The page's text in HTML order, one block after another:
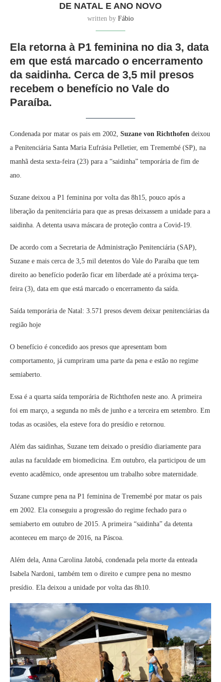
DE NATAL E ANO NOVO
written by Fábio
Ela retorna à P1 feminina no dia 3, data
em que está marcado o encerramento
da saidinha. Cerca de 3,5 mil presos
recebem o benefício no Vale do
Paraíba.
Condenada por matar os pais em 2002, Suzane von Richthofen deixou
a Penitenciária Santa Maria Eufrásia Pelletier, em Tremembé (SP), na
manhã desta sexta-feira (23) para a “saidinha” temporária de fim de
ano.
Suzane deixou a P1 feminina por volta das 8h15, pouco após a
liberação da penitenciária para que as presas deixassem a unidade para a
saidinha. A detenta usava máscara de proteção contra a Covid-19.
De acordo com a Secretaria de Administração Penitenciária (SAP),
Suzane e mais cerca de 3,5 mil detentos do Vale do Paraíba que tem
direito ao benefício poderão ficar em liberdade até a próxima terça-
feira (3), data em que está marcado o encerramento da saída.
Saída temporária de Natal: 3.571 presos devem deixar penitenciárias da
região hoje
O benefício é concedido aos presos que apresentam bom
comportamento, já cumpriram uma parte da pena e estão no regime
semiaberto.
Essa é a quarta saída temporária de Richthofen neste ano. A primeira
foi em março, a segunda no mês de junho e a terceira em setembro. Em
todas as ocasiões, ela esteve fora do presídio e retornou.
Além das saidinhas, Suzane tem deixado o presídio diariamente para
aulas na faculdade em biomedicina. Em outubro, ela participou de um
evento acadêmico, onde apresentou um trabalho sobre maternidade.
Suzane cumpre pena na P1 feminina de Tremembé por matar os pais
em 2002. Ela conseguiu a progressão do regime fechado para o
semiaberto em outubro de 2015. A primeira “saidinha” da detenta
aconteceu em março de 2016, na Páscoa.
Além dela, Anna Carolina Jatobá, condenada pela morte da enteada
Isabela Nardoni, também tem o direito e cumpre pena no mesmo
presídio. Ela deixou a unidade por volta das 8h10.